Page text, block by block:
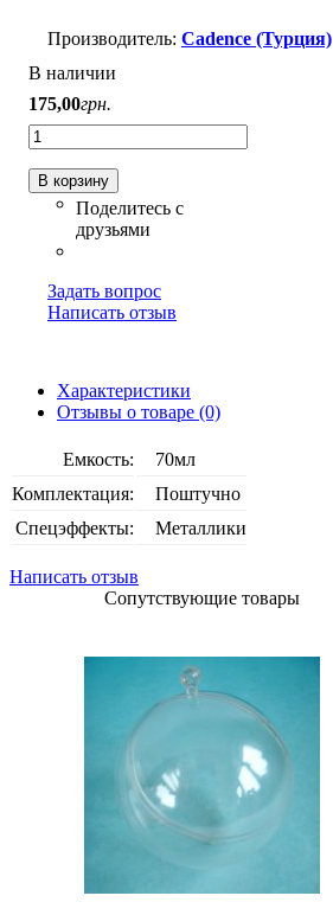
Cadence (Турция)
В наличии
175,00грн.
В корзину
Задать вопрос
Написать отзыв
Характеристики
Отзывы о товаре (0)
Емкость:
70мл
Комплектация:
Поштучно
Спецэффекты:
Металлики
Написать отзыв
Сопутствующие товары